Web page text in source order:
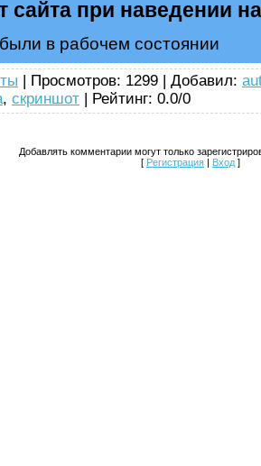
сайта при наведении
в рабочем состоянии
| Просмотров: 1299 | Добавил:
, скриншот | Рейтинг: 0.0/0
Добавлять комментарии могут только
[ Регистрация | Вход ]